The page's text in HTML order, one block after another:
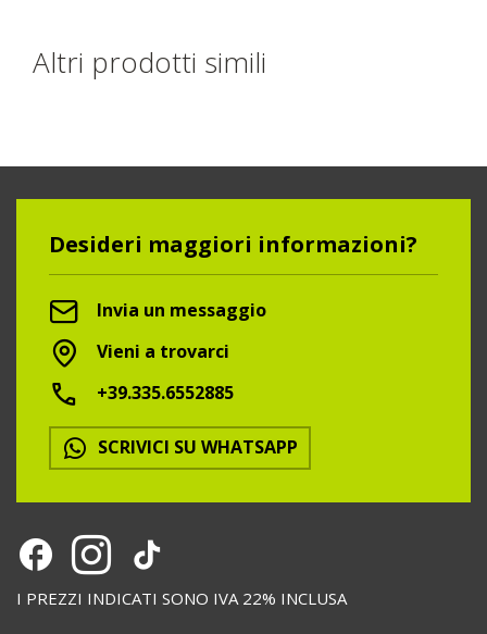
Altri prodotti simili
Desideri maggiori informazioni?
Invia un messaggio
Vieni a trovarci
+39.335.6552885
SCRIVICI SU WHATSAPP
I PREZZI INDICATI SONO IVA 22% INCLUSA